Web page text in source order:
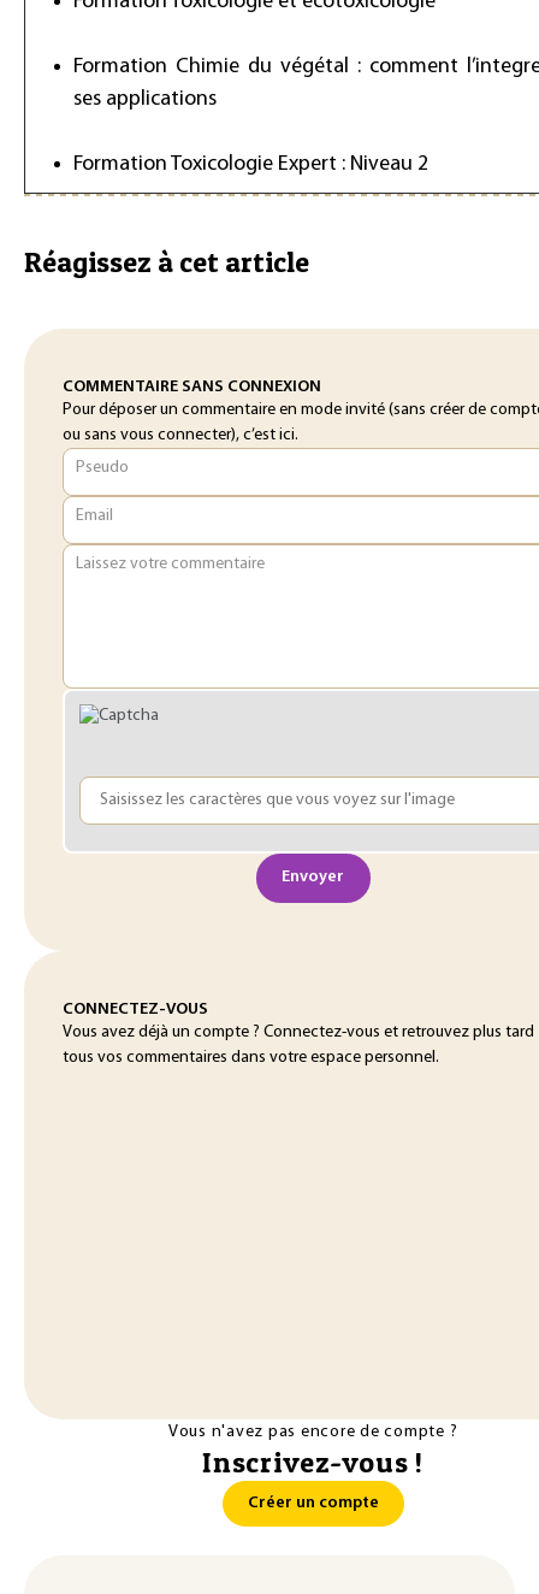
Formation Chimie du végétal : comment
ses applications
Formation Toxicologie Expert : Niveau 2
Réagissez à cet article
COMMENTAIRE SANS CONNEXION
Pour déposer un commentaire en mode invité (sans créer de
ou sans vous connecter), c’est ici.
Pseudo
Email
Laissez votre commentaire
Envoyer
CONNECTEZ-VOUS
Vous avez déjà un compte ? Connectez-vous et retrouvez plus tard
tous vos commentaires dans votre espace personnel.
Vous n'avez pas encore de compte ?
Inscrivez-vous !
Créer un compte